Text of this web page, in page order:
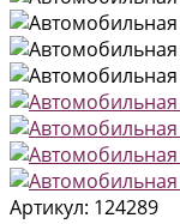
Артикул: 124289